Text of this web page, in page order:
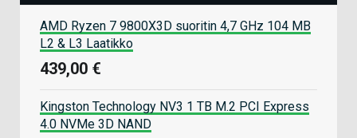
AMD Ryzen 7 9800X3D suoritin 4,7 GHz 104 MB
L2 & L3 Laatikko
439,00 €
Kingston Technology NV3 1 TB M.2 PCI Express
4.0 NVMe 3D NAND